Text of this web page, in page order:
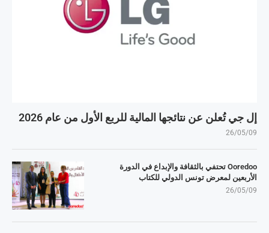
إل جي تُعلن عن نتائجها المالية للربع الأول من عام 2026
26/05/09
Ooredoo تحتفي بالثقافة والإبداع في الدورة
الأربعين لمعرض تونس الدولي للكتاب
26/05/09